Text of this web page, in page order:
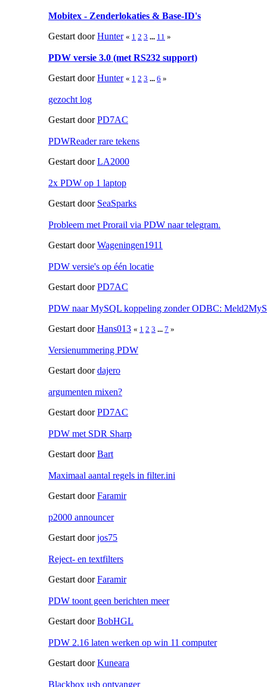
Mobitex - Zenderlokaties & Base-ID's
Gestart doorHunter « 1 2 3 ... 11 »
PDW versie 3.0 (met RS232 support)
Gestart doorHunter « 1 2 3 ... 6 »
gezocht log
Gestart doorPD7AC
PDWReader rare tekens
Gestart doorLA2000
2x PDW op 1 laptop
Gestart door SeaSparks
Probleem met Prorail via PDW naar telegram.
Gestart doorWageningen1911
PDW versie's op één locatie
Gestart doorPD7AC
PDW naar MySQL koppeling zonder ODBC:
Gestart doorHans013 « 1 2 3 ... 7 »
Versienummering PDW
Gestart doordajero
argumenten mixen?
Gestart doorPD7AC
PDW met SDR Sharp
Gestart doorBart
Maximaal aantal regels in filter.ini
Gestart doorFaramir
p2000 announcer
Gestart doorjos75
Reject- en textfilters
Gestart doorFaramir
PDW toont geen berichten meer
Gestart doorBobHGL
PDW 2.16 laten werken op win 11 computer
Gestart doorKuneara
Blackbox usb ontvanger